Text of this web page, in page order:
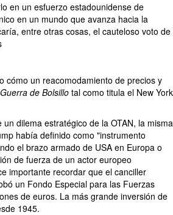
en un esfuerzo estadounidense de
en un mundo que avanza hacia la
entre otras cosas, el cauteloso voto de
cómo un reacomodamiento de precios y
Guerra de Bolsillo tal como titula el New York
dilema estratégico de la OTAN, la misma
había definido como "instrumento
el brazo armado de USA en Europa o
de fuerza de un actor europeo
importante recordar que el canciller
un Fondo Especial para las Fuerzas
de euros. La más grande inversión de
1945.